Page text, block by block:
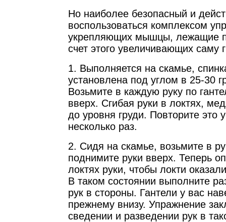
Но наиболее безопасный и
воспользоваться комплексом
укрепляющих мышцы, лежащие
счет этого увеличивающих саму
1. Выполняется на скамье,
установлена под углом в 25-30
Возьмите в каждую руку по
вверх. Сгибая руки в локтях,
до уровня груди. Повторите это
несколько раз.
2. Сидя на скамье, возьмите в
поднимите руки вверх. Теперь
локтях руки, чтобы локти
В таком состоянии выполните
рук в стороны. Гантели у вас
прежнему внизу. Упражнение
сведении и разведении рук в